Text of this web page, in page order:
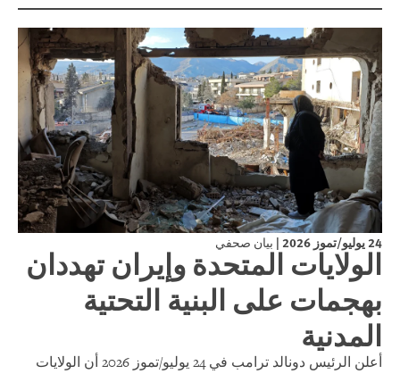
24 يوليو/تموز 2026 | بيان صحفي
الولايات المتحدة وإيران تهددان
بهجمات على البنية التحتية
المدنية
أعلن الرئيس دونالد ترامب في 24 يوليو/تموز 2026 أن الولايات